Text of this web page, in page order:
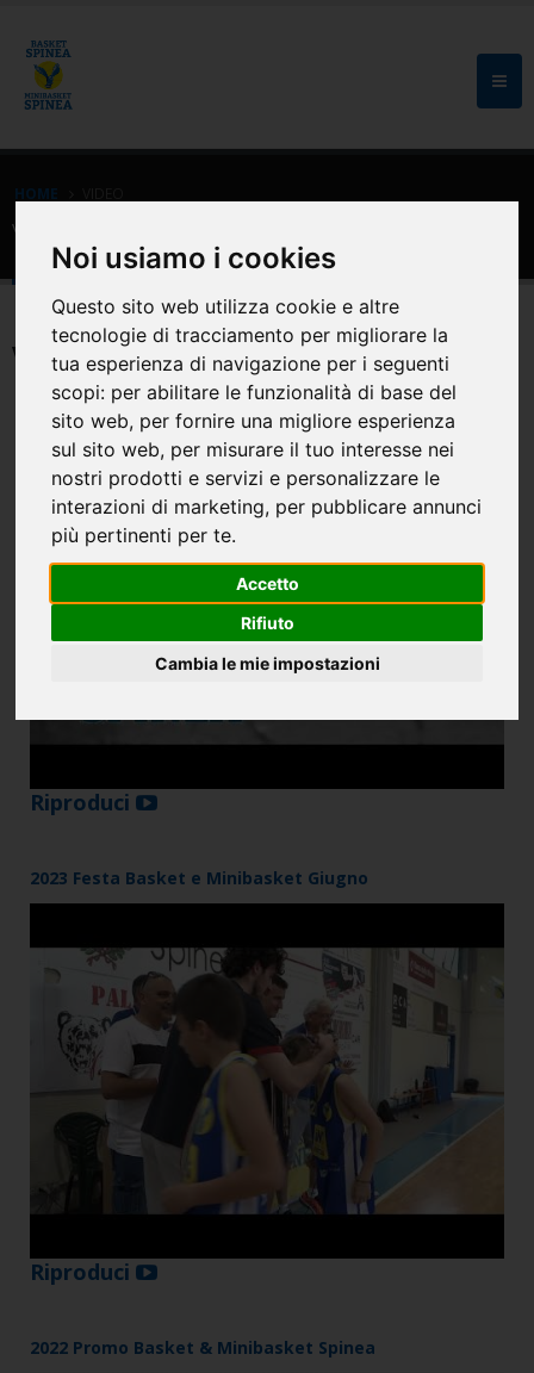
Noi usiamo i cookies
Questo sito web utilizza cookie e altre
tecnologie di tracciamento per migliorare la
tua esperienza di navigazione per i seguenti
scopi: per abilitare le funzionalità di base del
sito web, per fornire una migliore esperienza
sul sito web, per misurare il tuo interesse nei
nostri prodotti e servizi e personalizzare le
interazioni di marketing, per pubblicare annunci
più pertinenti per te.
Accetto
Rifiuto
Cambia le mie impostazioni
HOME
Video
VIDEO
2024 Auguri di Buon Anno Nuovo
Riproduci
2023 Festa Basket e Minibasket Giugno
Riproduci
2022 Promo Basket & Minibasket Spinea